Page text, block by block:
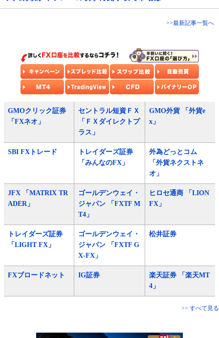
>>最新記事一覧へ
GMOクリック証券
「FXネオ」
セントラル短資ＦＸ
「ＦＸダイレクトプ
ラス」
GMO外貨 「外貨e
x」
SBI FXトレード
トレイダーズ証券
「みんなのFX」
外為どっとコム
「外貨ネクストネ
オ」
JFX 「MATRIX TR
ADER」
ゴールデンウェイ・
ジャパン 「FXTF M
T4」
ヒロセ通商 「LION
FX」
トレイダーズ証券
「LIGHT FX」
ゴールデンウェイ・
ジャパン 「FXTF G
X-FX」
松井証券
FXブロードネット IG証券
楽天証券 「楽天MT
4」
>> すべて見る